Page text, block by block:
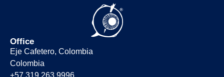
Office
Eje Cafetero, Colombia
Colombia
+57 319 263 9996